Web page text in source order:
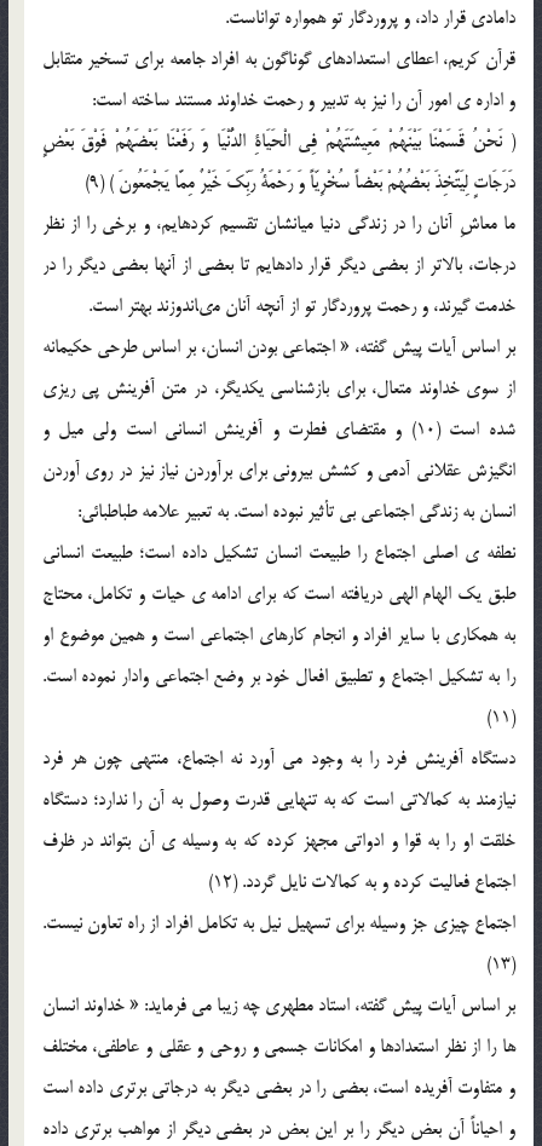
دامادى قرار داد، و پروردگار تو همواره تواناست.
قرآن کريم، اعطاي استعدادهاي گوناگون به افراد جامعه براي تسخير متقابل
و اداره ي امور آن را نيز به تدبير و رحمت خداوند مستند ساخته است:
( نَحْنُ قَسَمْنَا بَيْنَهُمْ مَعِيشَتَهُمْ فِي الْحَيَاةِ الدُّنْيَا وَ رَفَعْنَا بَعْضَهُمْ فَوْقَ بَعْضٍ
دَرَجَاتٍ لِيَتَّخِذَ بَعْضُهُمْ بَعْضاً سُخْرِيّاً وَ رَحْمَةُ رَبِّکَ خَيْرٌ مِمَّا يَجْمَعُونَ‌ ) (9)
ما معاشِ آنان را در زندگى دنيا ميانشان تقسيم كرده‏ايم، و برخى را از نظر
درجات، بالاتر از بعضى ديگر قرار داده‏ايم تا بعضى از آنها بعضى ديگر را در
خدمت گيرند، و رحمت پروردگار تو از آنچه آنان مى‏اندوزند بهتر است.
بر اساس آيات پيش گفته، « اجتماعي بودن انسان، بر اساس طرحي حکيمانه
از سوي خداوند متعال، براي بازشناسي يکديگر، در متن آفرينش پي ريزي
شده است (10) و مقتضاي فطرت و آفرينش انساني است ولي ميل و
انگيزش عقلاني آدمي و کشش بيروني براي برآوردن نياز نيز در روي آوردن
انسان به زندگي اجتماعي بي تأثير نبوده است. به تعبير علامه طباطبائي:
نطفه ي اصلي اجتماع را طبيعت انسان تشکيل داده است؛ طبيعت انساني
طبق يک الهام الهي دريافته است که براي ادامه ي حيات و تکامل، محتاج
به همکاري با ساير افراد و انجام کارهاي اجتماعي است و همين موضوع او
را به تشکيل اجتماع و تطبيق افعال خود بر وضع اجتماعي وادار نموده است.
(11)
دستگاه آفرينش فرد را به وجود مي آورد نه اجتماع، منتهي چون هر فرد
نيازمند به کمالاتي است که به تنهايي قدرت وصول به آن را ندارد؛ دستگاه
خلقت او را به قوا و ادواتي مجهز کرده که به وسيله ي آن بتواند در ظرف
اجتماع فعاليت کرده و به کمالات نايل گردد. (12)
اجتماع چيزي جز وسيله براي تسهيل نيل به تکامل افراد از راه تعاون نيست.
(13)
بر اساس آيات پيش گفته، استاد مطهري چه زيبا مي فرمايد: « خداوند انسان
ها را از نظر استعدادها و امکانات جسمي و روحي و عقلي و عاطفي، مختلف
و متفاوت آفريده است، بعضي را در بعضي ديگر به درجاتي برتري داده است
و احياناً آن بعض ديگر را بر اين بعض در بعضي ديگر از مواهب برتري داده